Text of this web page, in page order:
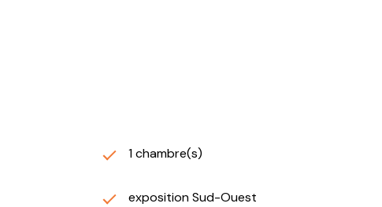
1 chambre(s)
exposition Sud-Ouest